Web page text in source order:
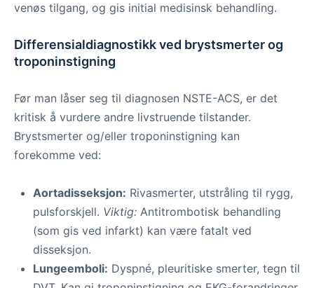
venøs tilgang, og gis initial medisinsk behandling.
Differensialdiagnostikk ved brystsmerter og
troponinstigning
Før man låser seg til diagnosen NSTE-ACS, er det
kritisk å vurdere andre livstruende tilstander.
Brystsmerter og/eller troponinstigning kan
forekomme ved:
Aortadisseksjon: Rivasmerter, utstråling til rygg,
pulsforskjell. Viktig: Antitrombotisk behandling
(som gis ved infarkt) kan være fatalt ved
disseksjon.
Lungeemboli: Dyspné, pleuritiske smerter, tegn til